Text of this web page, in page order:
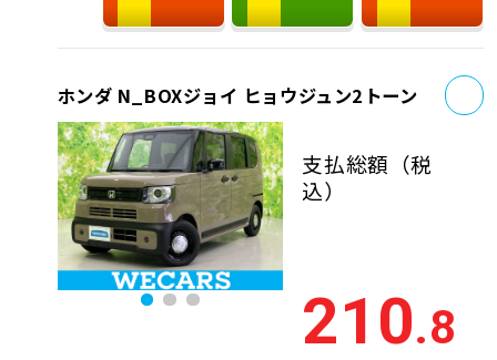
ホンダ N_BOXジョイ ヒョウジュン2トーン
支払総額 （税
込）
210.8